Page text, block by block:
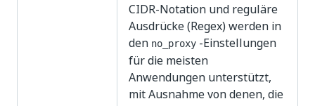
CIDR-Notation und reguläre
Ausdrücke (Regex) werden in
den no_proxy -Einstellungen
für die meisten
Anwendungen unterstützt,
mit Ausnahme von denen, die